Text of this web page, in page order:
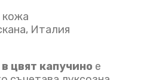
кожа
Италия
в цвят капучино е